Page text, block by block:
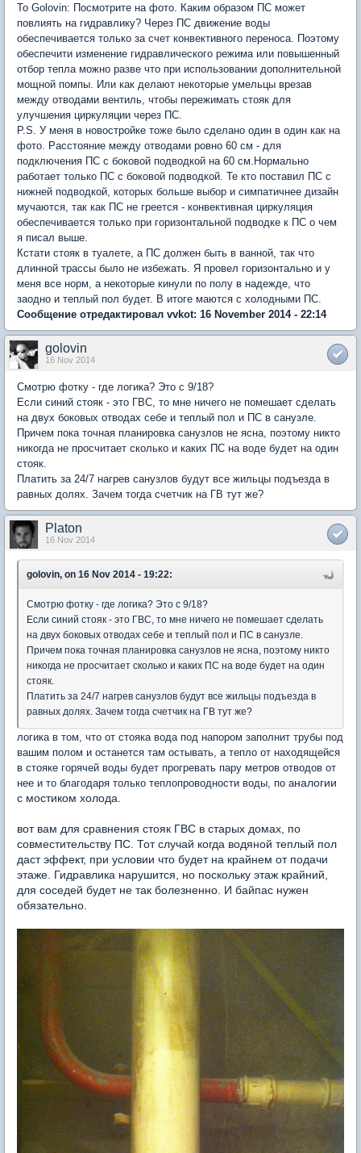
То Golovin: Посмотрите на фото. Каким образом ПС может
повлиять на гидравлику? Через ПС движение воды
обеспечивается только за счет конвективного переноса. Поэтому
обеспечити изменение гидравлического режима или повышенный
отбор тепла можно разве что при использовании дополнительной
мощной помпы. Или как делают некоторые умельцы врезав
между отводами вентиль, чтобы пережимать стояк для
улучшения циркуляции через ПС.
P.S. У меня в новостройке тоже было сделано один в один как на
фото. Расстояние между отводами ровно 60 см - для
подключения ПС с боковой подводкой на 60 см.Нормально
работает только ПС с боковой подводкой. Те кто поставил ПС с
нижней подводкой, которых больше выбор и симпатичнее дизайн
мучаются, так как ПС не греется - конвективная циркуляция
обеспечивается только при горизонтальной подводке к ПС о чем
я писал выше.
Кстати стояк в туалете, а ПС должен быть в ванной, так что
длинной трассы было не избежать. Я провел горизонтально и у
меня все норм, а некоторые кинули по полу в надежде, что
заодно и теплый пол будет. В итоге маются с холодными ПС.
Сообщение отредактировал vvkot: 16 November 2014 - 22:14
golovin
16 Nov 2014
Смотрю фотку - где логика? Это с 9/18?
Если синий стояк - это ГВС, то мне ничего не помешает сделать
на двух боковых отводах себе и теплый пол и ПС в санузле.
Причем пока точная планировка санузлов не ясна, поэтому никто
никогда не просчитает сколько и каких ПС на воде будет на один
стояк.
Платить за 24/7 нагрев санузлов будут все жильцы подъезда в
равных долях. Зачем тогда счетчик на ГВ тут же?
Platon
16 Nov 2014
golovin, on 16 Nov 2014 - 19:22:
Смотрю фотку - где логика? Это с 9/18?
Если синий стояк - это ГВС, то мне ничего не помешает сделать
на двух боковых отводах себе и теплый пол и ПС в санузле.
Причем пока точная планировка санузлов не ясна, поэтому никто
никогда не просчитает сколько и каких ПС на воде будет на один
стояк.
Платить за 24/7 нагрев санузлов будут все жильцы подъезда в
равных долях. Зачем тогда счетчик на ГВ тут же?
логика в том, что от стояка вода под напором заполнит трубы под
вашим полом и останется там остывать, а тепло от находящейся
в стояке горячей воды будет прогревать пару метров отводов от
нее и то благодаря только теплопроводности воды, по аналогии
с мостиком холода.
вот вам для сравнения стояк ГВС в старых домах, по
совместительству ПС. Тот случай когда водяной теплый пол
даст эффект, при условии что будет на крайнем от подачи
этаже. Гидравлика нарушится, но поскольку этаж крайний,
для соседей будет не так болезненно. И байпас нужен
обязательно.